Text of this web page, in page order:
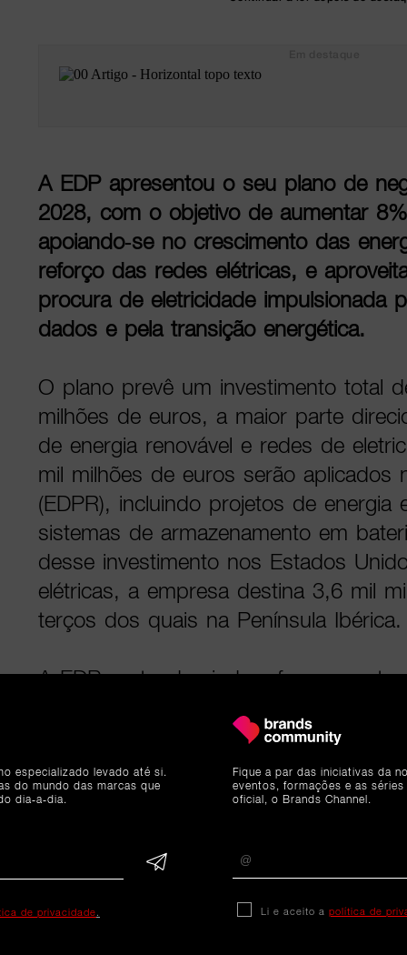
A EDP apresentou o seu plano de
2028, com o objetivo de aumentar
apoiando-se no crescimento das
reforço das redes elétricas, e
procura de eletricidade impulsionada
dados e pela transição energética.
O plano prevê um investimento total
milhões de euros, a maior parte
de energia renovável e redes de
mil milhões de euros serão aplicados
(EDPR), incluindo projetos de energia
sistemas de armazenamento em
desse investimento nos Estados
elétricas, a empresa destina 3,6 mil
terços dos quais na Península Ibérica.
A EDP pretende ainda reforçar a
e inteligência artificial na gestão dos
a estrutura de custos estável ao
plano.
Segundo a empresa, a evolução
será apoiada pelo crescimento das
especialmente no mercado norte-
especializado levado até si.
do mundo das marcas que
dia-a-dia.
de privacidade.
Fique a par das iniciativas da
eventos, formações e as
oficial, o Brands Channel.
Li e aceito a política de